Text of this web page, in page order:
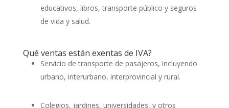
educativos, libros, transporte público y seguros
de vida y salud.
Qué ventas están exentas de IVA?
Servicio de transporte de pasajeros, incluyendo
urbano, interurbano, interprovincial y rural.
Colegios, jardines, universidades, y otros